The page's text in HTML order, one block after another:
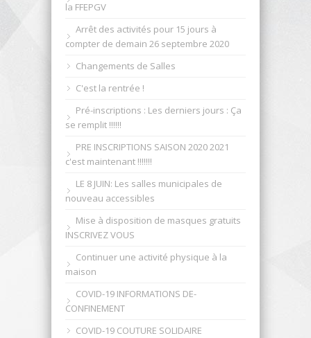
la FFEPGV
Arrêt des activités pour 15 jours à
compter de demain 26 septembre 2020
Changements de Salles
C'est la rentrée !
Pré-inscriptions : Les derniers jours : Ça
se remplit !!!!!!
PRE INSCRIPTIONS SAISON 2020 2021
c'est maintenant !!!!!!!
LE 8 JUIN: Les salles municipales de
nouveau accessibles
Mise à disposition de masques gratuits
INSCRIVEZ VOUS
Continuer une activité physique à la
maison
COVID-19 INFORMATIONS DE-
CONFINEMENT
COVID-19 COUTURE SOLIDAIRE